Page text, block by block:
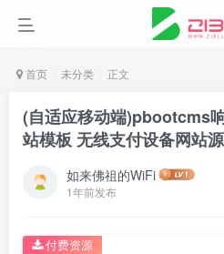
首页 未分类 正文
(自适应移动端)pbootcms
站模板 无线支付设备网站
如来佛祖的WiFi
1年前发布
付费资源